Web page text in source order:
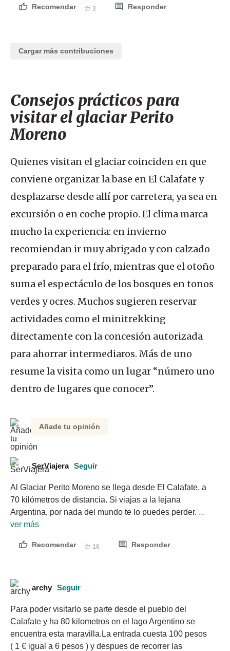
Recomendar 3 Responder
Cargar más contribuciones
Consejos prácticos para
visitar el glaciar Perito
Moreno
Quienes visitan el glaciar coinciden en que
conviene organizar la base en El Calafate y
desplazarse desde allí por carretera, ya sea en
excursión o en coche propio. El clima marca
mucho la experiencia: en invierno
recomiendan ir muy abrigado y con calzado
preparado para el frío, mientras que el otoño
suma el espectáculo de los bosques en tonos
verdes y ocres. Muchos sugieren reservar
actividades como el minitrekking
directamente con la concesión autorizada
para ahorrar intermediaros. Más de uno
resume la visita como un lugar “número uno
dentro de lugares que conocer”.
Añade tu opinión
SerViajera Seguir
Al Glaciar Perito Moreno se llega desde El Calafate, a
70 kilómetros de distancia. Si viajas a la lejana
Argentina, por nada del mundo te lo puedes perder. ...
ver más
Recomendar 16 Responder
archy Seguir
Para poder visitarlo se parte desde el pueblo del
Calafate y ha 80 kilometros en el lago Argentino se
encuentra esta maravilla.La entrada cuesta 100 pesos
( 1 € igual a 6 pesos ) y despues de recorrer las